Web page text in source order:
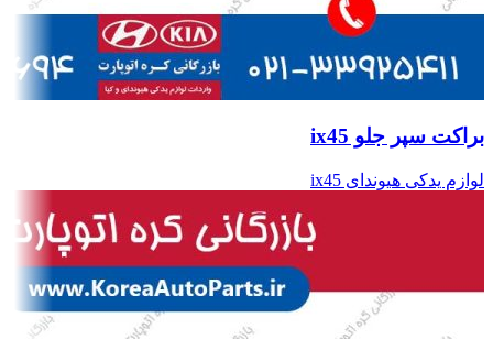
براکت سپر جلو ix45
لوازم یدکی هیوندای ix45